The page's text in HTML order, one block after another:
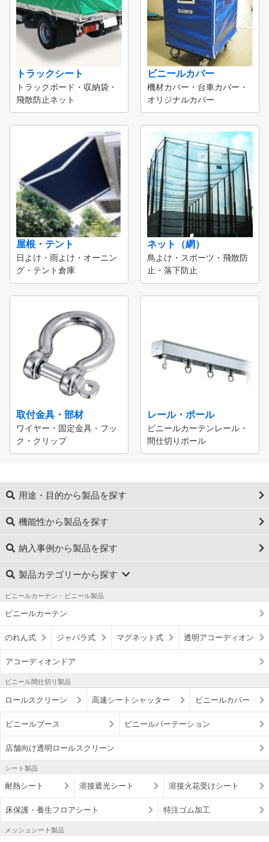
トラックシート
トラックボード・収納袋・
飛散防止ネット
ビニールカバー
機材カバー・台車カバー・
オリジナルカバー
屋根・テント
日よけ・雨よけ・オーニン
グ・テント倉庫
ネット（網）
鳥よけ・スポーツ・飛散防
止・落下防止
取付金具・部材
ワイヤー・固定金具・フッ
ク・クリップ
レール・ポール
ビニールカーテンレール・
間仕切りポール
用途・目的から製品を探す
機能性から製品を探す
納入事例から製品を探す
製品カテゴリーから探す
ビニールカーテン・ビニール製品
ビニールカーテン
のれん式 ジャバラ式 マグネット式 透明アコーディオン
アコーディオンドア
ビニール間仕切り製品
ロールスクリーン 高速シートシャッター ビニールカバー
ビニールブース ビニールパーテーション
店舗向け透明ロールスクリーン
シート製品
耐熱シート 溶接遮光シート 溶接火花受けシート
床保護・養生フロアシート 特注ゴム加工
メッシュシート製品